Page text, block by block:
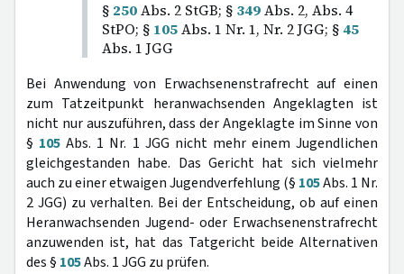
§ 250Abs. 2 StGB; § 349Abs. 2, Abs. 4
StPO; § 105Abs. 1 Nr. 1, Nr. 2 JGG; § 45
Abs. 1 JGG
Bei Anwendung von Erwachsenenstrafrecht auf einen
zum Tatzeitpunkt heranwachsenden Angeklagten ist
nicht nur auszuführen, dass der Angeklagte im Sinne von
§ 105 Abs. 1 Nr. 1 JGG nicht mehr einem Jugendlichen
gleichgestanden habe. Das Gericht hat sich vielmehr
auch zu einer etwaigen Jugendverfehlung (§ 105Abs. 1 Nr.
2 JGG) zu verhalten. Bei der Entscheidung, ob auf einen
Heranwachsenden Jugend- oder Erwachsenenstrafrecht
anzuwenden ist, hat das Tatgericht beide Alternativen
des § 105Abs. 1 JGG zu prüfen.